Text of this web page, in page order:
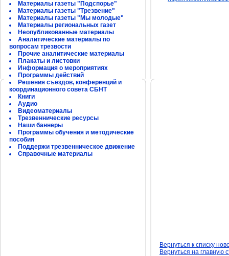
Материалы газеты "Подспорье"
Материалы газеты "Трезвение"
Материалы газеты "Мы молодые"
Материалы региональных газет
Неопубликованные материалы
Аналитические материалы по
вопросам трезвости
Прочие аналитические материалы
Плакаты и листовки
Информация о мероприятиях
Программы действий
Решения съездов, конференций и
координационного совета СБНТ
Книги
Аудио
Видеоматериалы
Трезвеннические ресурсы
Наши баннеры
Программы обучения и методические
пособия
Поддержи трезвенническое движение
Справочные материалы
Вернуться к списку
Вернуться на главную